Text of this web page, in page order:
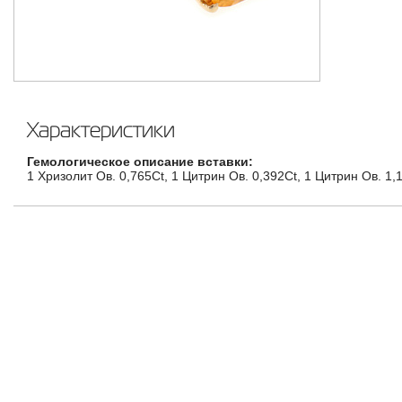
Характеристики
Гемологическое описание вставки:
1 Хризолит Ов. 0,765Ct, 1 Цитрин Ов. 0,392Ct, 1 Цитрин Ов.